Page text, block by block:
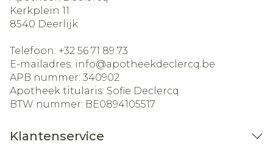
Kerkplein 11
8540 Deerlijk
Telefoon: +32 56 71 89 73
E-mailadres: info@apotheekdeclercq.be
APB nummer: 340902
Apotheek titularis: Sofie Declercq
BTW nummer: BE0894105517
Klantenservice